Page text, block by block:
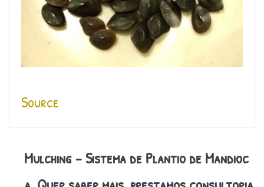
Source
Mulching – Sistema de Plantio de Mandioc